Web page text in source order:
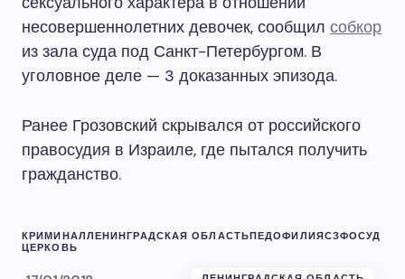
несовершеннолетних девочек, сообщил собкор
из зала суда под Санкт-Петербургом. В
уголовное деле — 3 доказанных эпизода.
Ранее Грозовский скрывался от российского
правосудия в Израиле, где пытался получить
гражданство.
КРИМИНАЛЛЕНИНГРАДСКАЯ ОБЛАСТЬПЕДОФИЛИЯСЗФОСУД
ЦЕРКОВЬ